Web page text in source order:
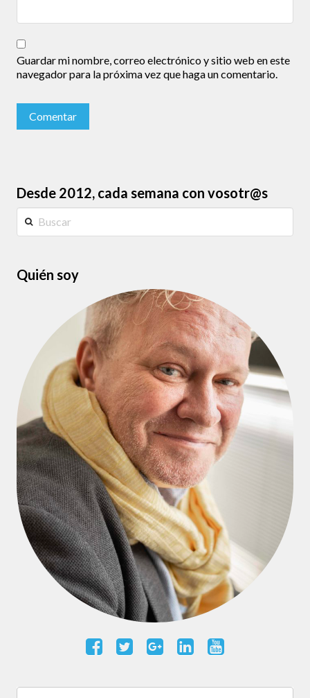
Guardar mi nombre, correo electrónico y sitio web en este
navegador para la próxima vez que haga un comentario.
Desde 2012, cada semana con vosotr@s
Buscar
Quién soy